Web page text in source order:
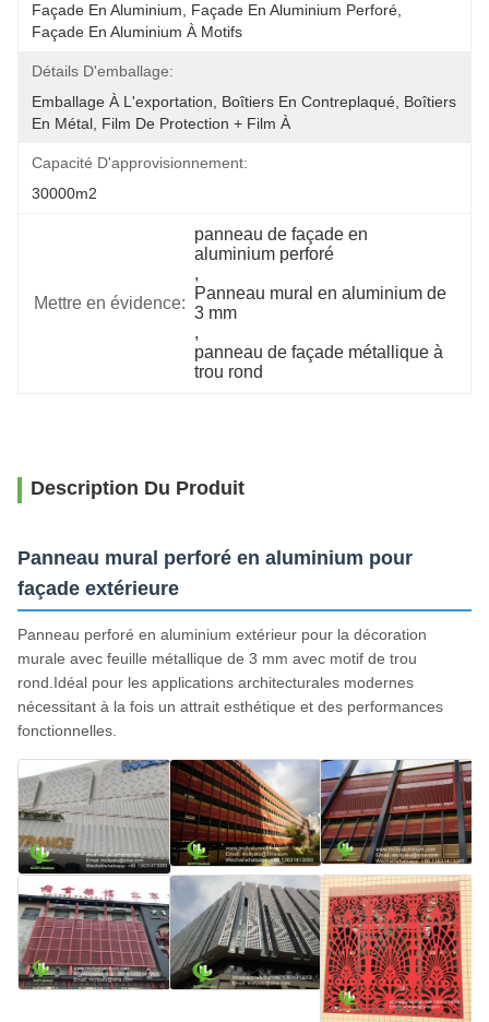
Façade En Aluminium, Façade En Aluminium Perforé,
Façade En Aluminium À Motifs
Détails D'emballage:
Emballage À L'exportation, Boîtiers En Contreplaqué, Boîtiers
En Métal, Film De Protection + Film À
Capacité D'approvisionnement:
30000m2
Mettre en évidence:
panneau de façade en
aluminium perforé
,
Panneau mural en aluminium de
3 mm
,
panneau de façade métallique à
trou rond
Description Du Produit
Panneau mural perforé en aluminium pour
façade extérieure
Panneau perforé en aluminium extérieur pour la décoration
murale avec feuille métallique de 3 mm avec motif de trou
rond.Idéal pour les applications architecturales modernes
nécessitant à la fois un attrait esthétique et des performances
fonctionnelles.